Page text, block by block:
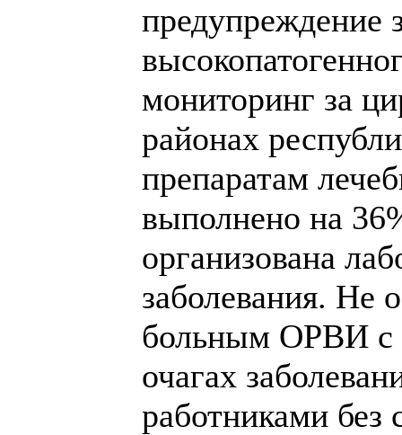
предупреждение
мониторинг за
районах
препаратам
выполнено на
организована
заболевания. Не
больным ОРВИ с
очагах
работниками без